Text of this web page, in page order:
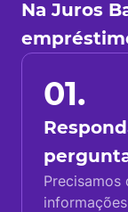
Na Juros
01.
Precisamos